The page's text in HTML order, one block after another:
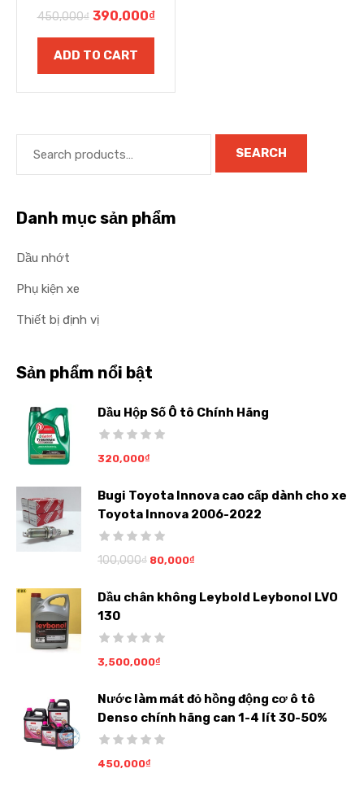
450,000₫ 390,000₫
ADD TO CART
SEARCH
Danh mục sản phẩm
Dầu nhớt
Phụ kiện xe
Thiết bị định vị
Sản phẩm nổi bật
Dầu Hộp Số Ô tô Chính Hãng
320,000₫
Bugi Toyota Innova cao cấp dành cho xe
Toyota Innova 2006-2022
100,000₫ 80,000₫
Dầu chân không Leybold Leybonol LVO
130
3,500,000₫
Nước làm mát đỏ hồng động cơ ô tô
Denso chính hãng can 1-4 lít 30-50%
450,000₫